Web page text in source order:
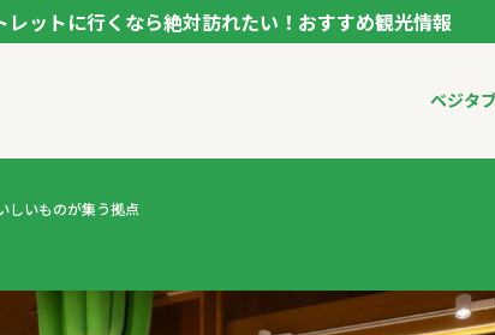
レットに行くなら絶対訪れたい！おすすめ観光情報
ベジタ
お役立ち情報
しいものが集う拠点